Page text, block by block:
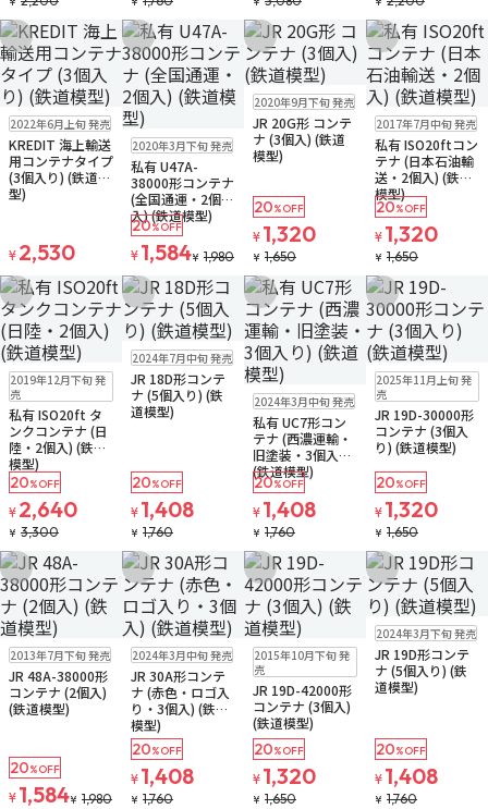
お気に入りに追加
ゆうパケット
お取り寄せ
2022年6月上旬 発売
KREDIT 海上輸送
用コンテナタイプ
(3個入り) (鉄道模
型)
¥ 2,530
お気に入りに追加
販売中ゆうパケット
2020年3月下旬 発売
私有 U47A-
38000形コンテナ
(全国通運・2個
入) (鉄道模型)
20%OFF
¥ 1,584¥ 1,980
お気に入りに追加
販売中ゆうパケット
2020年9月下旬 発売
JR 20G形 コンテ
ナ (3個入) (鉄道
模型)
20%OFF
¥ 1,320
¥ 1,650
お気に入りに
販売中ゆうパケット
2017年7月中旬 発売
私有 ISO20ftコン
テナ (日本石油輸
送・2個入) (鉄道
模型)
20%OFF
¥ 1,320
¥ 1,650
お気に入りに追加
販売中ゆうパケット
2019年12月下旬 発
売
私有 ISO20ft タ
ンクコンテナ (日
陸・2個入) (鉄道
模型)
20%OFF
¥ 2,640
¥ 3,300
お気に入りに追加
販売中ゆうパケット
2024年7月中旬 発売
JR 18D形コンテ
ナ (5個入り) (鉄
道模型)
20%OFF
¥ 1,408
¥ 1,760
お気に入りに追加
販売中ゆうパケット
2024年3月中旬 発売
私有 UC7形コン
テナ (西濃運輸・
旧塗装・3個入り)
(鉄道模型)
20%OFF
¥ 1,408
¥ 1,760
お気に入りに
再入荷販売中
ゆうパケット
2025年11月上旬 発
売
JR 19D-30000形
コンテナ (3個入
り) (鉄道模型)
20%OFF
¥ 1,320
¥ 1,650
お気に入りに追加
再入荷販売中
ゆうパケット
2013年7月下旬 発売
JR 48A-38000形
コンテナ (2個入)
(鉄道模型)
20%OFF
¥ 1,584¥ 1,980
お気に入りに追加
販売中ゆうパケット
2024年3月中旬 発売
JR 30A形コンテ
ナ (赤色・ロゴ入
り・3個入) (鉄道
模型)
20%OFF
¥ 1,408
¥ 1,760
お気に入りに追加
販売中ゆうパケット
2015年10月下旬 発
売
JR 19D-42000形
コンテナ (3個入)
(鉄道模型)
20%OFF
¥ 1,320
¥ 1,650
お気に入りに
販売中ゆうパケット
2024年3月下旬 発売
JR 19D形コンテ
ナ (5個入り) (鉄
道模型)
20%OFF
¥ 1,408
¥ 1,760